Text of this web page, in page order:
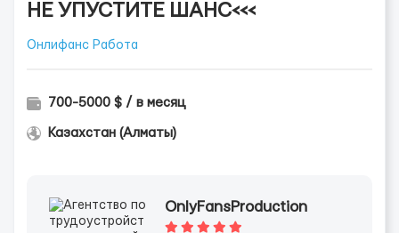
НЕ УПУСТИТЕ ШАНС<<<
Онлифанс Работа
700-5000 $ / в месяц
Казахстан (Алматы)
OnlyFansProduction